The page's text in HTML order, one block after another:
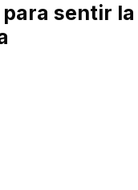
sentir la